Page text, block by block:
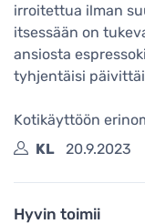
irroitettua ilman
itsessään on
ansiosta
tyhjentäisi
Kotikäyttöön
KL
20.9.2023
Hyvin toimii